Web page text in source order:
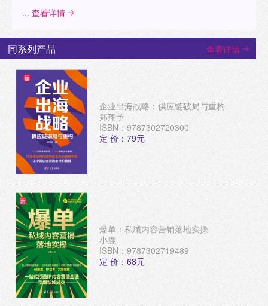
... 查看详情
同系列产品 查看详情
企业出海战略：供应链破局与重构
郑翔予
ISBN：9787302720300
定 价：79元
爆单：私域内容营销落地实操
小鹿
ISBN：9787302719489
定 价：68元